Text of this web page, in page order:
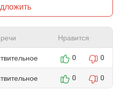
Нравится
0 0
0 0